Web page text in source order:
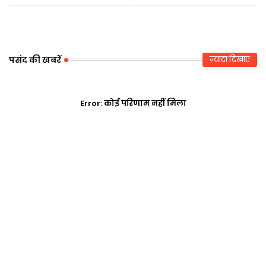
पसंद की खबरें ज़्यादा दिखाएं
Error:कोई परिणाम नहीं मिला